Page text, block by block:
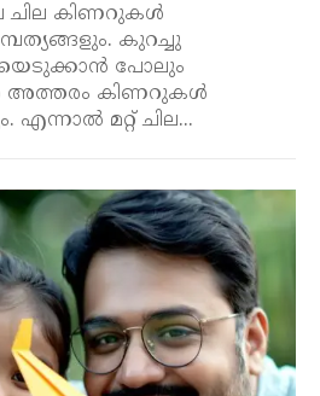
ചില കിണറുകൾ
കുറച്ചു
പോലും
അത്തരം കിണറുകൾ
എന്നാൽ മറ്റ് ചില...